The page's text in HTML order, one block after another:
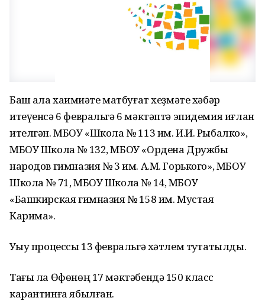
Баш ҡала хаҡимиәте матбуғат хеҙмәте хәбәр
итеүенсә 6 февральгә 6 мәктәптә эпидемия иғлан
ителгән. МБОУ «Школа № 113 им. И.И. Рыбалко»,
МБОУ Школа № 132, МБОУ «Ордена Дружбы
народов гимназия № 3 им. А.М. Горького», МБОУ
Школа № 71, МБОУ Школа № 14, МБОУ
«Башкирская гимназия № 158 им. Мустая
Карима».
Уҡыу процессы 13 февральгә хәтлем туҡтатылды.
Тағы ла Өфөнөң 17 мәктәбендә 150 класс
карантинға ябылған.